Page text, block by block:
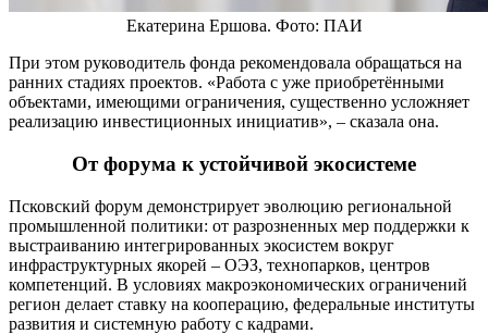
Екатерина Ершова. Фото: ПАИ
При этом руководитель фонда рекомендовала обращаться на
ранних стадиях проектов. «Работа с уже приобретёнными
объектами, имеющими ограничения, существенно усложняет
реализацию инвестиционных инициатив», – сказала она.
От форума к устойчивой экосистеме
Псковский форум демонстрирует эволюцию региональной
промышленной политики: от разрозненных мер поддержки к
выстраиванию интегрированных экосистем вокруг
инфраструктурных якорей – ОЭЗ, технопарков, центров
компетенций. В условиях макроэкономических ограничений
регион делает ставку на кооперацию, федеральные институты
развития и системную работу с кадрами.